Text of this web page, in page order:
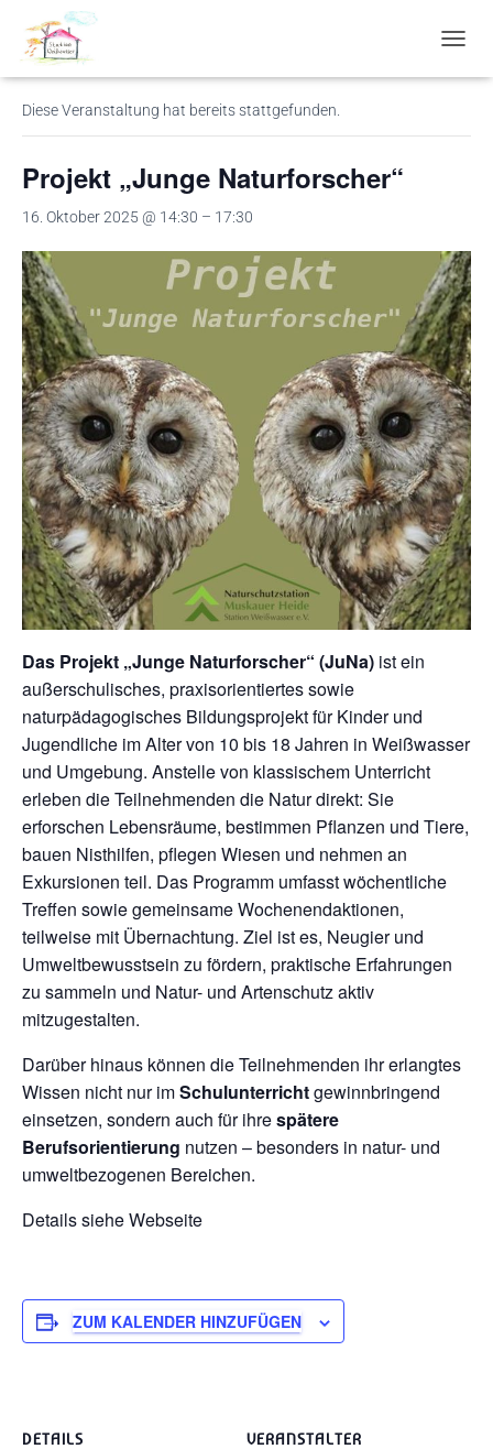
A
G
U
M
S
C
H
A
L
T
E
N
« Alle Veranstaltungen
Diese Veranstaltung hat bereits stattgefunden.
Projekt „Junge Naturforscher“
16. Oktober 2025 @ 14:30 – 17:30
Das Projekt „Junge Naturforscher“ (JuNa) ist ein
außerschulisches, praxisorientiertes sowie
naturpädagogisches Bildungsprojekt für Kinder und
Jugendliche im Alter von 10 bis 18 Jahren in Weißwasser
und Umgebung. Anstelle von klassischem Unterricht
erleben die Teilnehmenden die Natur direkt: Sie
erforschen Lebensräume, bestimmen Pflanzen und Tiere,
bauen Nisthilfen, pflegen Wiesen und nehmen an
Exkursionen teil. Das Programm umfasst wöchentliche
Treffen sowie gemeinsame Wochenendaktionen,
teilweise mit Übernachtung. Ziel ist es, Neugier und
Umweltbewusstsein zu fördern, praktische Erfahrungen
zu sammeln und Natur- und Artenschutz aktiv
mitzugestalten.
Darüber hinaus können die Teilnehmenden ihr erlangtes
Wissen nicht nur imSchulunterrichtgewinnbringend
einsetzen, sondern auch für ihrespätere
Berufsorientierung nutzen – besonders in natur- und
umweltbezogenen Bereichen.
Details siehe Webseite
ZUM KALENDER HINZUFÜGEN
DETAILS VERANSTALTER